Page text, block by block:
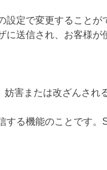
定で変更することが
送信され、お客様が
害または改ざんさ
る機能のことです。